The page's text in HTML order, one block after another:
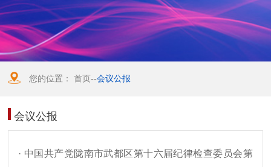
您的位置：首页--会议公报
会议公报
· 中国共产党陇南市武都区第十六届纪律检查委员会第